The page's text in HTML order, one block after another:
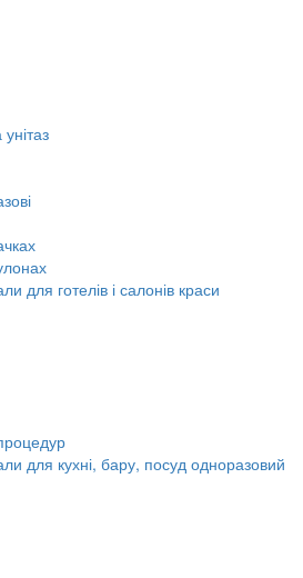
унітаз
для готелів і салонів краси
для кухні, бару, посуд одноразовий